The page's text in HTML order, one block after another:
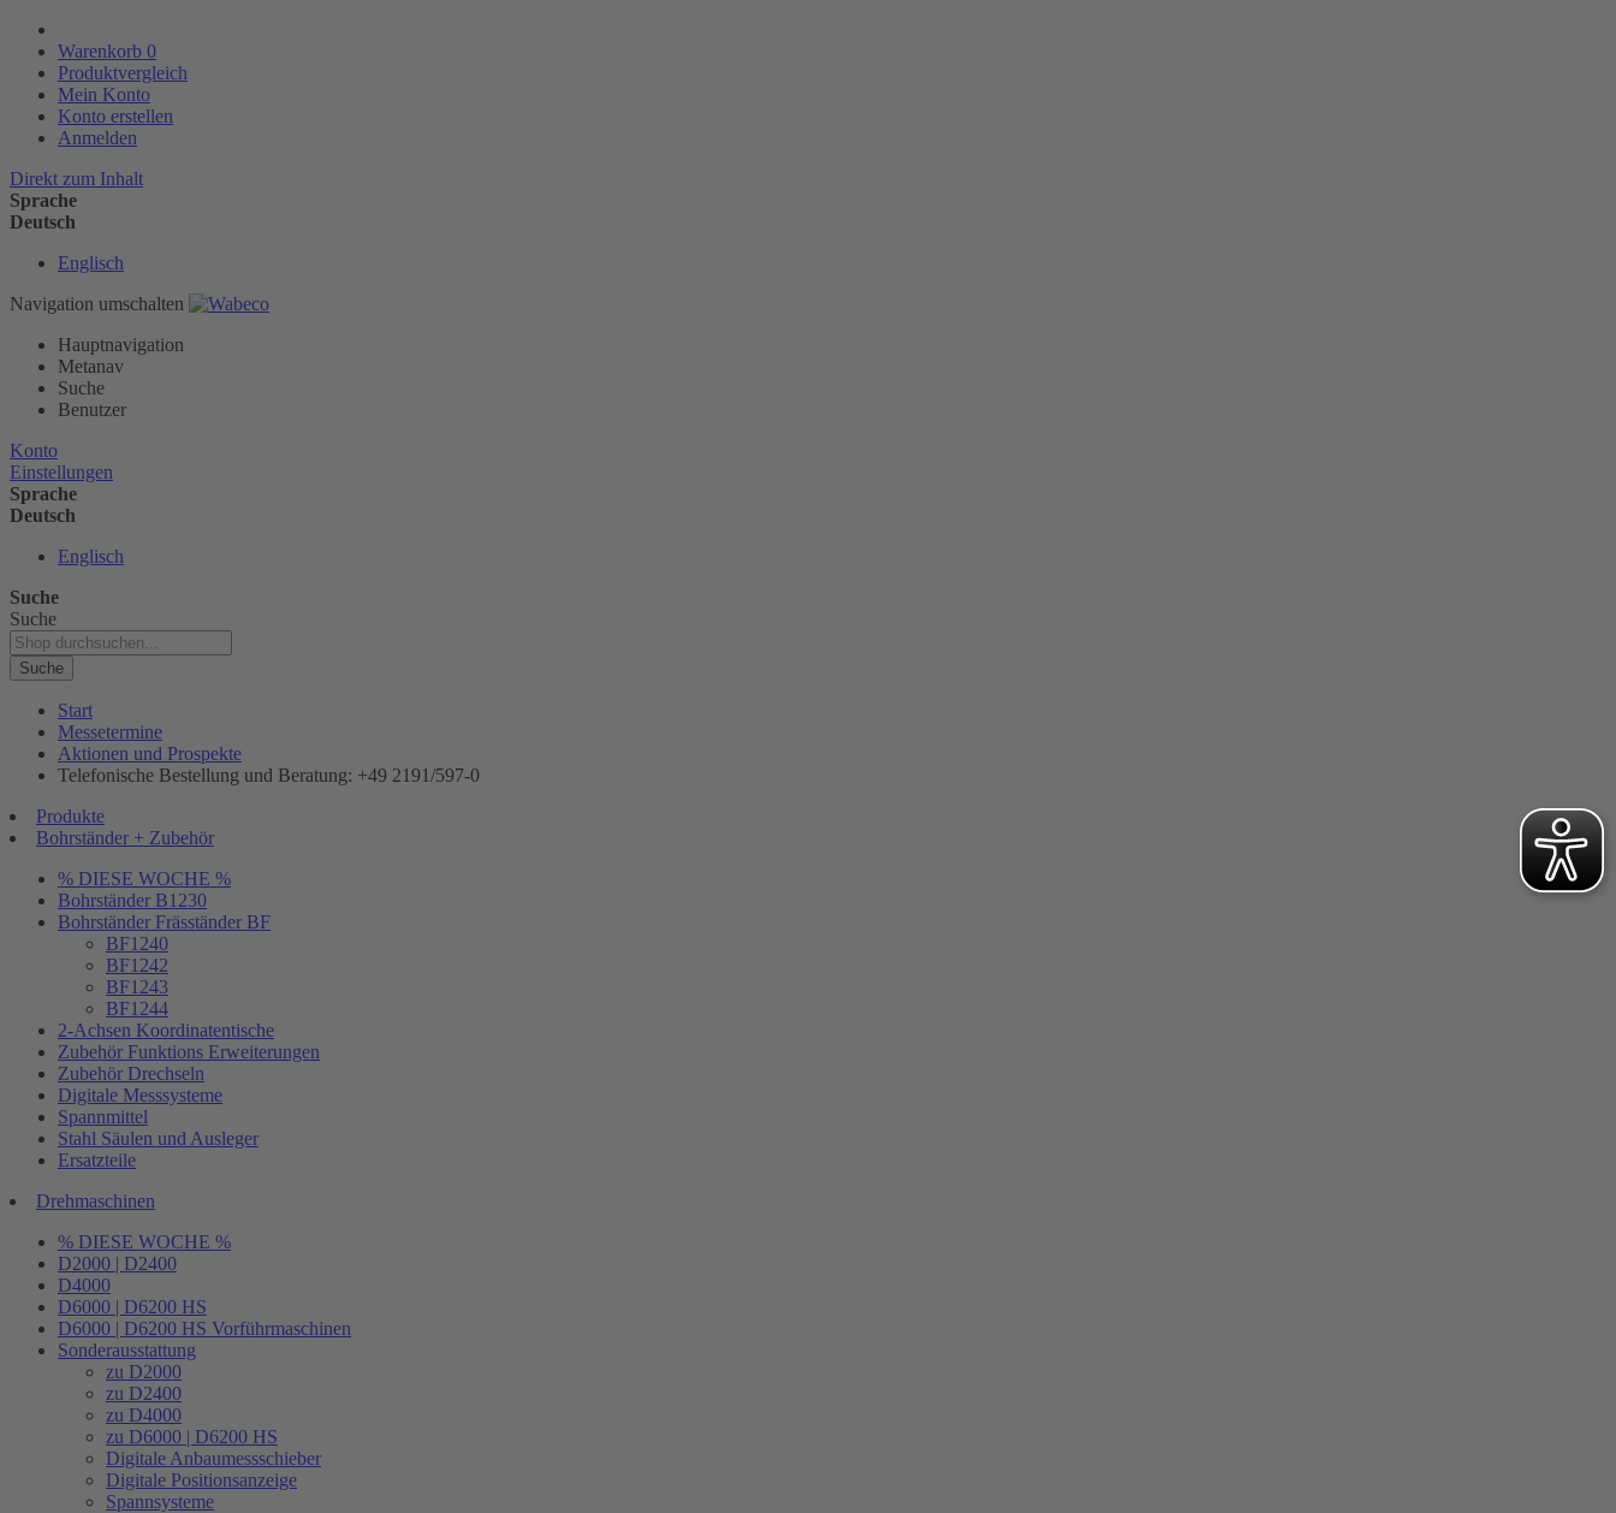
Warenkorb 0
Produktvergleich
Mein Konto
Konto erstellen
Anmelden
Direkt zum Inhalt
Sprache
Deutsch
Englisch
Navigation umschalten
Hauptnavigation
Metanav
Suche
Benutzer
Konto
Einstellungen
Sprache
Deutsch
Englisch
Suche
Suche
Suche
Start
Messetermine
Aktionen und Prospekte
Telefonische Bestellung und Beratung: +49 2191/597-0
Produkte
Bohrständer + Zubehör
% DIESE WOCHE %
Bohrständer B1230
Bohrständer Fräsständer BF
BF1240
BF1242
BF1243
BF1244
2-Achsen Koordinatentische
Zubehör Funktions Erweiterungen
Zubehör Drechseln
Digitale Messsysteme
Spannmittel
Stahl Säulen und Ausleger
Ersatzteile
Drehmaschinen
% DIESE WOCHE %
D2000 | D2400
D4000
D6000 | D6200 HS
D6000 | D6200 HS Vorführmaschinen
Sonderausstattung
zu D2000
zu D2400
zu D4000
zu D6000 | D6200 HS
Digitale Anbaumessschieber
Digitale Positionsanzeige
Spannsysteme